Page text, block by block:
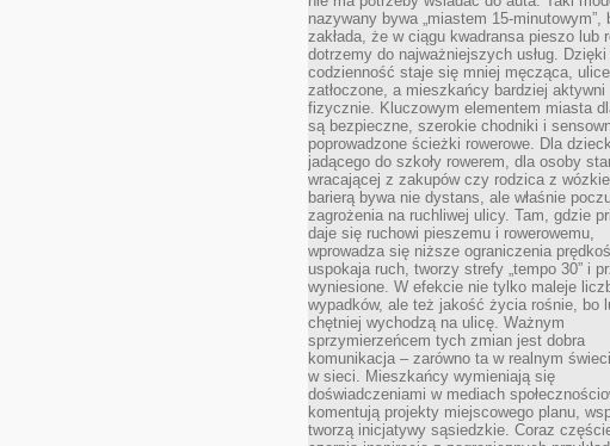
nazywany bywa „miastem 15-minutowym”,
zakłada, że w ciągu kwadransa pieszo lub
dotrzemy do najważniejszych usług.
codzienność staje się mniej męcząca,
zatłoczone, a mieszkańcy bardziej aktywni
fizycznie. Kluczowym elementem miasta
są bezpieczne, szerokie chodniki i
poprowadzone ścieżki rowerowe. Dla
jadącego do szkoły rowerem, dla osoby
wracającej z zakupów czy rodzica z
barierą bywa nie dystans, ale właśnie
zagrożenia na ruchliwej ulicy. Tam, gdzie
daje się ruchowi pieszemu i rowerowemu,
wprowadza się niższe ograniczenia
uspokaja ruch, tworzy strefy „tempo 30” i
wyniesione. W efekcie nie tylko maleje
wypadków, ale też jakość życia rośnie, bo
chętniej wychodzą na ulicę. Ważnym
sprzymierzeńcem tych zmian jest dobra
komunikacja – zarówno ta w realnym
w sieci. Mieszkańcy wymieniają się
doświadczeniami w mediach
komentują projekty miejscowego planu,
tworzą inicjatywy sąsiedzkie. Coraz